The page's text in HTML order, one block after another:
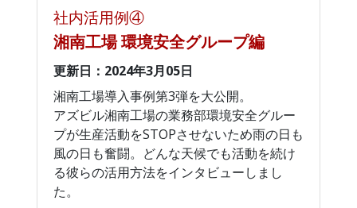
社内活用例④
湘南工場 環境安全グループ編
更新日：2024年3月05日
湘南工場導入事例第3弾を大公開。
アズビル湘南工場の業務部環境安全グルー
プが生産活動をSTOPさせないため雨の日も
風の日も奮闘。どんな天候でも活動を続け
る彼らの活用方法をインタビューしまし
た。